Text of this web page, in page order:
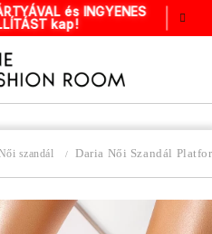
és INGYENES
kap!
szandál Daria Női Szandál